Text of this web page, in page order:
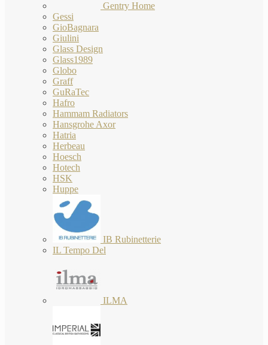
Gentry Home
Gessi
GioBagnara
Giulini
Glass Design
Glass1989
Globo
Graff
GuRaTec
Hafro
Hammam Radiators
Hansgrohe Axor
Hatria
Herbeau
Hoesch
Hotech
HSK
Huppe
IB Rubinetterie
IL Tempo Del
ILMA